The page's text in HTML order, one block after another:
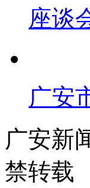
座谈
广安
广安新
禁转载